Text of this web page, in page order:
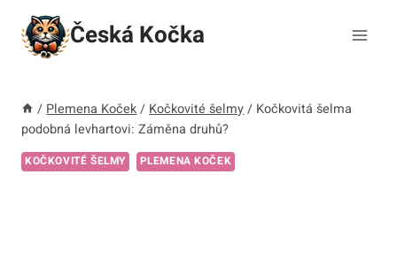
Přeskočit
obsah
Česká Kočka
/ Plemena Koček / Kočkovité šelmy / Kočkovitá šelma
podobná levhartovi: Záměna druhů?
KOČKOVITÉ ŠELMY PLEMENA KOČEK